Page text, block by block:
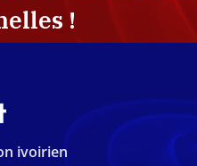
!
ivoirien